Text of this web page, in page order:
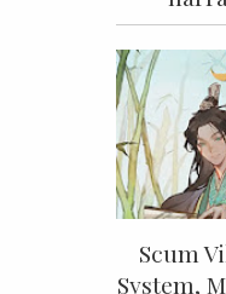
Scum
System,